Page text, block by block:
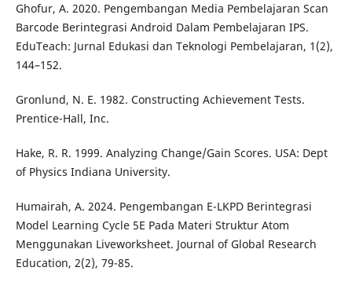
Ghofur, A. 2020. Pengembangan Media Pembelajaran Scan
Barcode Berintegrasi Android Dalam Pembelajaran IPS.
EduTeach: Jurnal Edukasi dan Teknologi Pembelajaran, 1(2),
144–152.
Gronlund, N. E. 1982. Constructing Achievement Tests.
Prentice-Hall, Inc.
Hake, R. R. 1999. Analyzing Change/Gain Scores. USA: Dept
of Physics Indiana University.
Humairah, A. 2024. Pengembangan E-LKPD Berintegrasi
Model Learning Cycle 5E Pada Materi Struktur Atom
Menggunakan Liveworksheet. Journal of Global Research
Education, 2(2), 79-85.